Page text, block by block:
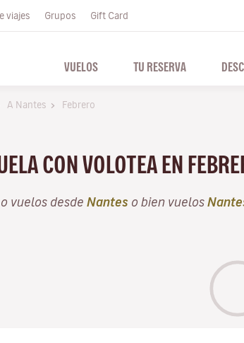
viajes Grupos Gift Card
VUELOS TU RESERVA
A Nantes Febrero
CON VOLOTEA EN
o vuelos desde Nantes o bien vuelos